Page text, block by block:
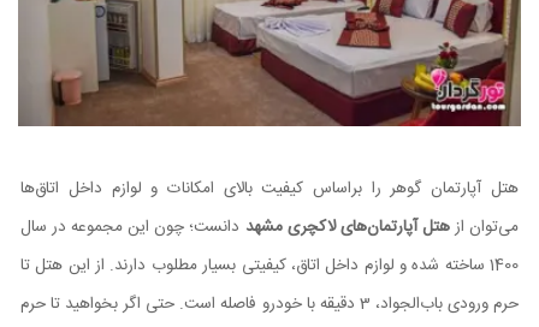
هتل آپارتمان گوهر را براساس کیفیت بالای امکانات و لوازم داخل اتاق‌ها
می‌توان ازهتل‌ آپارتمان‌های لاکچری مشهد دانست؛ چون این مجموعه در سال
1400 ساخته شده و لوازم داخل اتاق، کیفیتی بسیار مطلوب دارند. از این هتل تا
حرم ورودی باب‌الجواد، 3 دقیقه با خودرو فاصله است. حتی اگر بخواهید تا حرم